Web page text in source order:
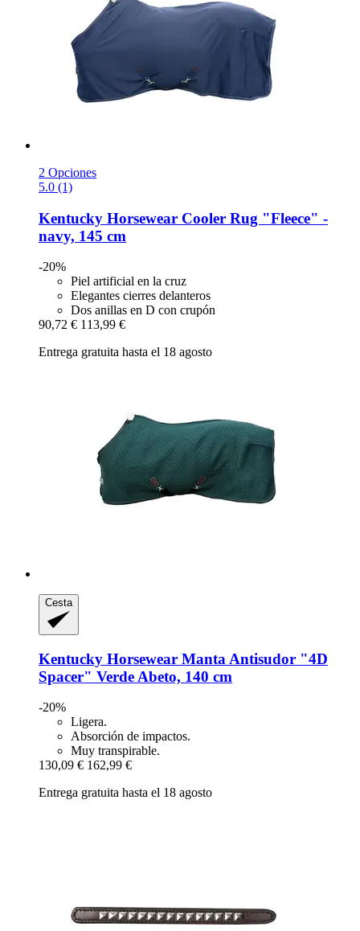
2 Opciones
5.0 (1)
Kentucky Horsewear Cooler Rug "Fleece" -​
navy, 145 cm
-20%
Piel artificial en la cruz
Elegantes cierres delanteros
Dos anillas en D con crupón
90,72 € 113,99 €
Entrega gratuita hasta el 18 agosto
Cesta
Kentucky Horsewear Manta Antisudor "4D
Spacer" Verde Abeto, 140 cm
-20%
Ligera.
Absorción de impactos.
Muy transpirable.
130,09 € 162,99 €
Entrega gratuita hasta el 18 agosto